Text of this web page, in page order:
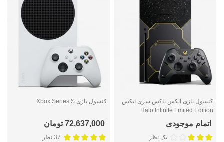
کنسول بازی ایکس باکس سری ایکس
Halo Infinite Lmited Edition
اتمام موجودی
یک نظر
کنسول بازی Xbox Series S
72,637,000 تومان
37 نظر